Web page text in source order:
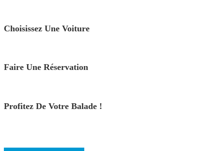
Choisissez Une Voiture
Faire Une Réservation
Profitez De Votre Balade !